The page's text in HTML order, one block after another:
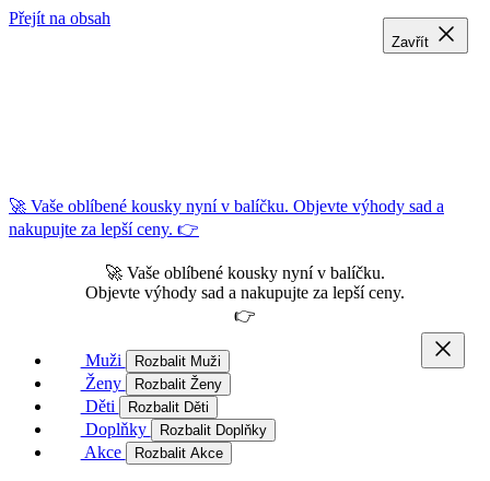
Přejít na obsah
🚀 Vaše oblíbené kousky nyní v balíčku. Objevte výhody sad a
nakupujte za lepší ceny. 👉
🚀 Vaše oblíbené kousky nyní v balíčku.
Objevte výhody sad a nakupujte za lepší ceny.
👉
Muži Rozbalit Muži
Ženy Rozbalit Ženy
Děti Rozbalit Děti
Doplňky Rozbalit Doplňky
Akce Rozbalit Akce
Zavřít
Zavřít
Zavřít